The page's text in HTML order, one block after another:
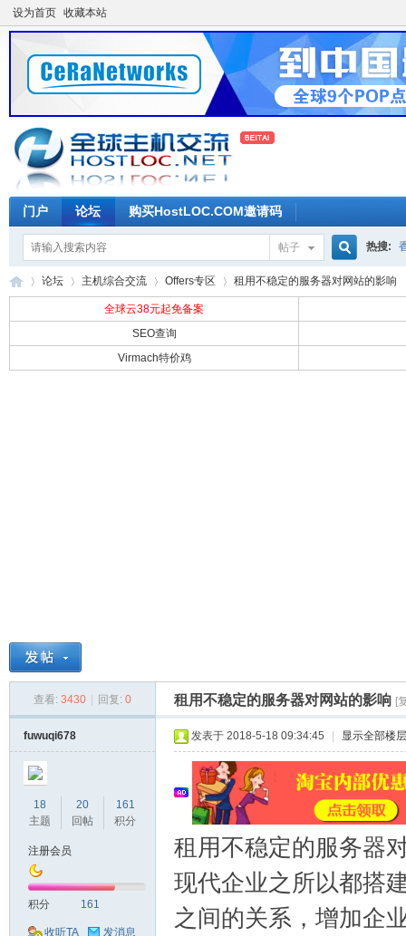
设为首页 收藏本站
门户 论坛 购买HostLOC.COM邀请码
帖子
搜
热搜:
主
论坛 主机综合交流
›
Offers专区 租用不稳定的服务器对网站的影响
全球云38元起免备案
SEO查询
Virmach特价鸡
查看: 3430 回复: 0 租用不稳定的服务器对网站的影响 [
fuwuqi678
18
主题
20
回帖
161
积分
注册会员
积分 161
收听TA 发消息
发表于 2018-5-18 09:34:45 显示全部楼层
租用不稳定的服务器
现代企业之所以都搭
之间的关系，增加企